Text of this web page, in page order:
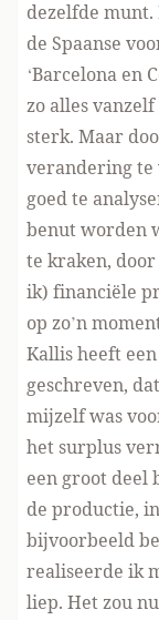
dezelfde
de Spaanse
‘Barcelona en
zo alles
sterk. Maar
verandering te
goed te
benut worden
te kraken,
ik) financiële
op zo’n
Kallis heeft
geschreven,
mijzelf was
het surplus
een groot deel
de productie,
bijvoorbeeld
realiseerde ik
liep. Het zou